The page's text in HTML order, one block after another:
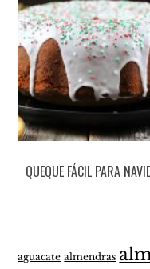
QUEQUE FÁCIL PARA
aguacate almendras